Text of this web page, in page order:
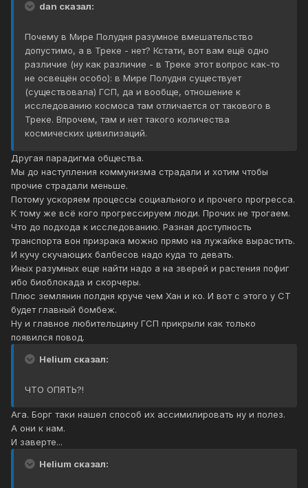
dan сказал:
Почему в Мире Полудня разумное вмешательство
допустимо, а в Треке - нет? Кстати, вот вам ещё одно
различие (ну как различие - в Треке этот вопрос как-то
не освещён особо): в Мире Полудня существует
(существовала) ГСП, да и вообще, отношение к
исследованию космоса там отличается от такового в
Треке. Впрочем, там и нет такого количества
космических цивилизаций.
Другая парадигма общества.
Мы до наступления коммунизма страдали и хотим чтобы
прочие страдали меньше.
Потому ускоряем процессы социального и прочего прогресса.
К тому же всё кого прогрессируем люди. Прочих не трогаем.
Что до подхода к исследованию. Разная доступность
транспорта вон призрака можно прямо на лужайке вырастить.
И кучу скучающих балбесов надо куда то девать.
Иных разумных еще найти надо а на зверей и растения пофиг
ибо биоблокада и скорчеры.
Плюс землянин полдня круче чем Хан и ко. И вот с этого у СТ
будет главный бомбеж.
Ну и главное любительщину ГСП прикрыли как только
появился повод.
Helium сказал:
ЧТО ОПЯТЬ?!
Ага. Борг таки нашел способ их ассимилировать ну и полез.
А они к нам.
И заверте...
Helium сказал: